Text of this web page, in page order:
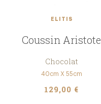
ELITIS
Coussin Aristote
Chocolat
40cm X 55cm
129,00 €